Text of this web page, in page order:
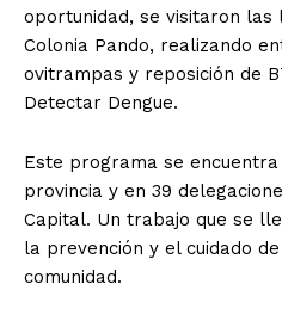
oportunidad, se visitaron las
Colonia Pando, realizando
ovitrampas y reposición de
Detectar Dengue.
Este programa se
provincia y en 39
Capital. Un trabajo que se
la prevención y el cuidado
comunidad.